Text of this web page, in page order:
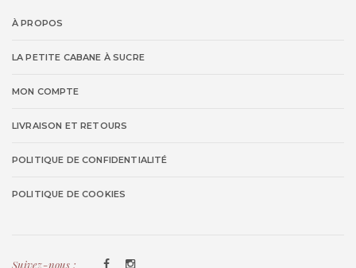
À PROPOS
LA PETITE CABANE À SUCRE
MON COMPTE
LIVRAISON ET RETOURS
POLITIQUE DE CONFIDENTIALITÉ
POLITIQUE DE COOKIES
Suivez-nous :